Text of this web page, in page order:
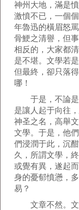
神州大地，滿是
激憤不已，一個
年魯迅的橫眉怒
骨鯁之清譽，但
相反的，大家都
是不堪。文學若
但最終，卻只落
哪！
于是，不論是
是讓人起于向往
神圣之名，高舉
文學。于是，他
們浸潤于此，沉
久，所謂文學，
或覺有異，遂起
身的憂郁憤懣，
易？
文章不然。文